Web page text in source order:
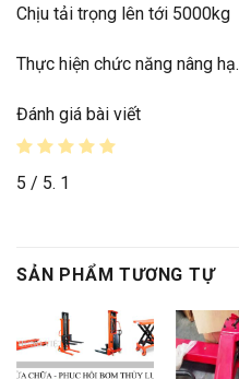
Chịu tải trọng lên tới 5000kg
Thực hiện chức năng nâng hạ.
Đánh giá bài viết
5 / 5. 1
SẢN PHẨM TƯƠNG TỰ